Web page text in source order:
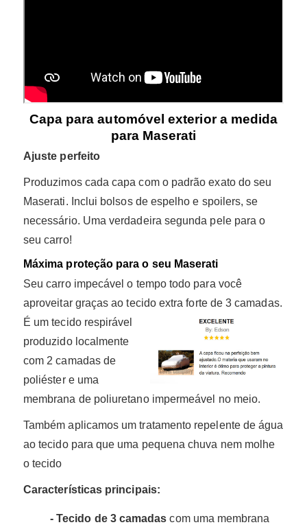
Capa para automóvel exterior a medida
para Maserati
Ajuste perfeito
Produzimos cada capa com o padrão exato do seu
Maserati. Inclui bolsos de espelho e spoilers, se
necessário. Uma verdadeira segunda pele para o
seu carro!
Máxima proteção para o seu Maserati
Seu carro impecável o tempo todo para você
aproveitar graças ao tecido extra forte de 3 camadas.
É um tecido respirável
produzido localmente
com 2 camadas de
poliéster e uma
membrana de poliuretano impermeável no meio.
Também aplicamos um tratamento repelente de água
ao tecido para que uma pequena chuva nem molhe
o tecido
Características principais:
- Tecido de 3 camadas com uma membrana